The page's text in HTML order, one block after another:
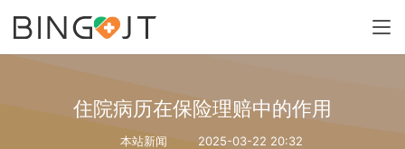
住院病历在保险理赔中的作用
本站新闻 2025-03-22 20:32